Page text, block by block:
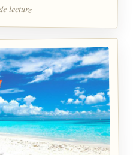
lecture